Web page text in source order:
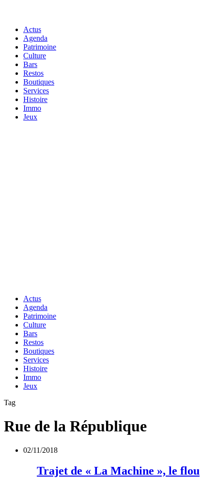
Actus
Agenda
Patrimoine
Culture
Bars
Restos
Boutiques
Services
Histoire
Immo
Jeux
Actus
Agenda
Patrimoine
Culture
Bars
Restos
Boutiques
Services
Histoire
Immo
Jeux
Tag
Rue de la République
02/11/2018
Trajet de « La Machine », le flou